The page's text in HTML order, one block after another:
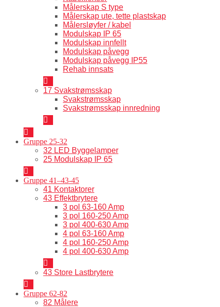
Målerskap S type
Målerskap ute, tette plastskap
Målersløyfer / kabel
Modulskap IP 65
Modulskap innfellt
Modulskap påvegg
Modulskap påvegg IP55
Rehab innsats
17 Svakstrømsskap
Svakstrømsskap
Svakstrømsskap innredning
Gruppe 25-32
32 LED Byggelamper
25 Modulskap IP 65
Gruppe 41–43-45
41 Kontaktorer
43 Effektbrytere
3 pol 63-160 Amp
3 pol 160-250 Amp
3 pol 400-630 Amp
4 pol 63-160 Amp
4 pol 160-250 Amp
4 pol 400-630 Amp
43 Store Lastbrytere
Gruppe 62-82
82 Målere